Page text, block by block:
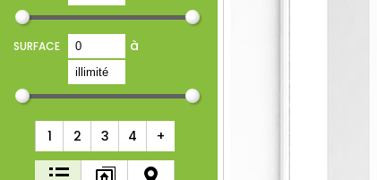
SURFACE à
1 2 3 4 +